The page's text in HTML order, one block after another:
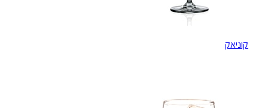
קוניאק